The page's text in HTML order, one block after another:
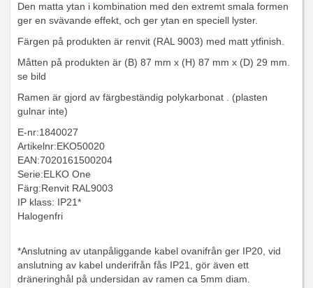
Den matta ytan i kombination med den extremt smala formen
ger en svävande effekt, och ger ytan en speciell lyster.
Färgen på produkten är renvit (RAL 9003) med matt ytfinish.
Måtten på produkten är (B) 87 mm x (H) 87 mm x (D) 29 mm.
se bild
Ramen är gjord av färgbeständig polykarbonat . (plasten
gulnar inte)
E-nr:1840027
Artikelnr:EKO50020
EAN:7020161500204
Serie:ELKO One
Färg:Renvit RAL9003
IP klass: IP21*
Halogenfri
*Anslutning av utanpåliggande kabel ovanifrån ger IP20, vid
anslutning av kabel underifrån fås IP21, gör även ett
dräneringhål på undersidan av ramen ca 5mm diam.